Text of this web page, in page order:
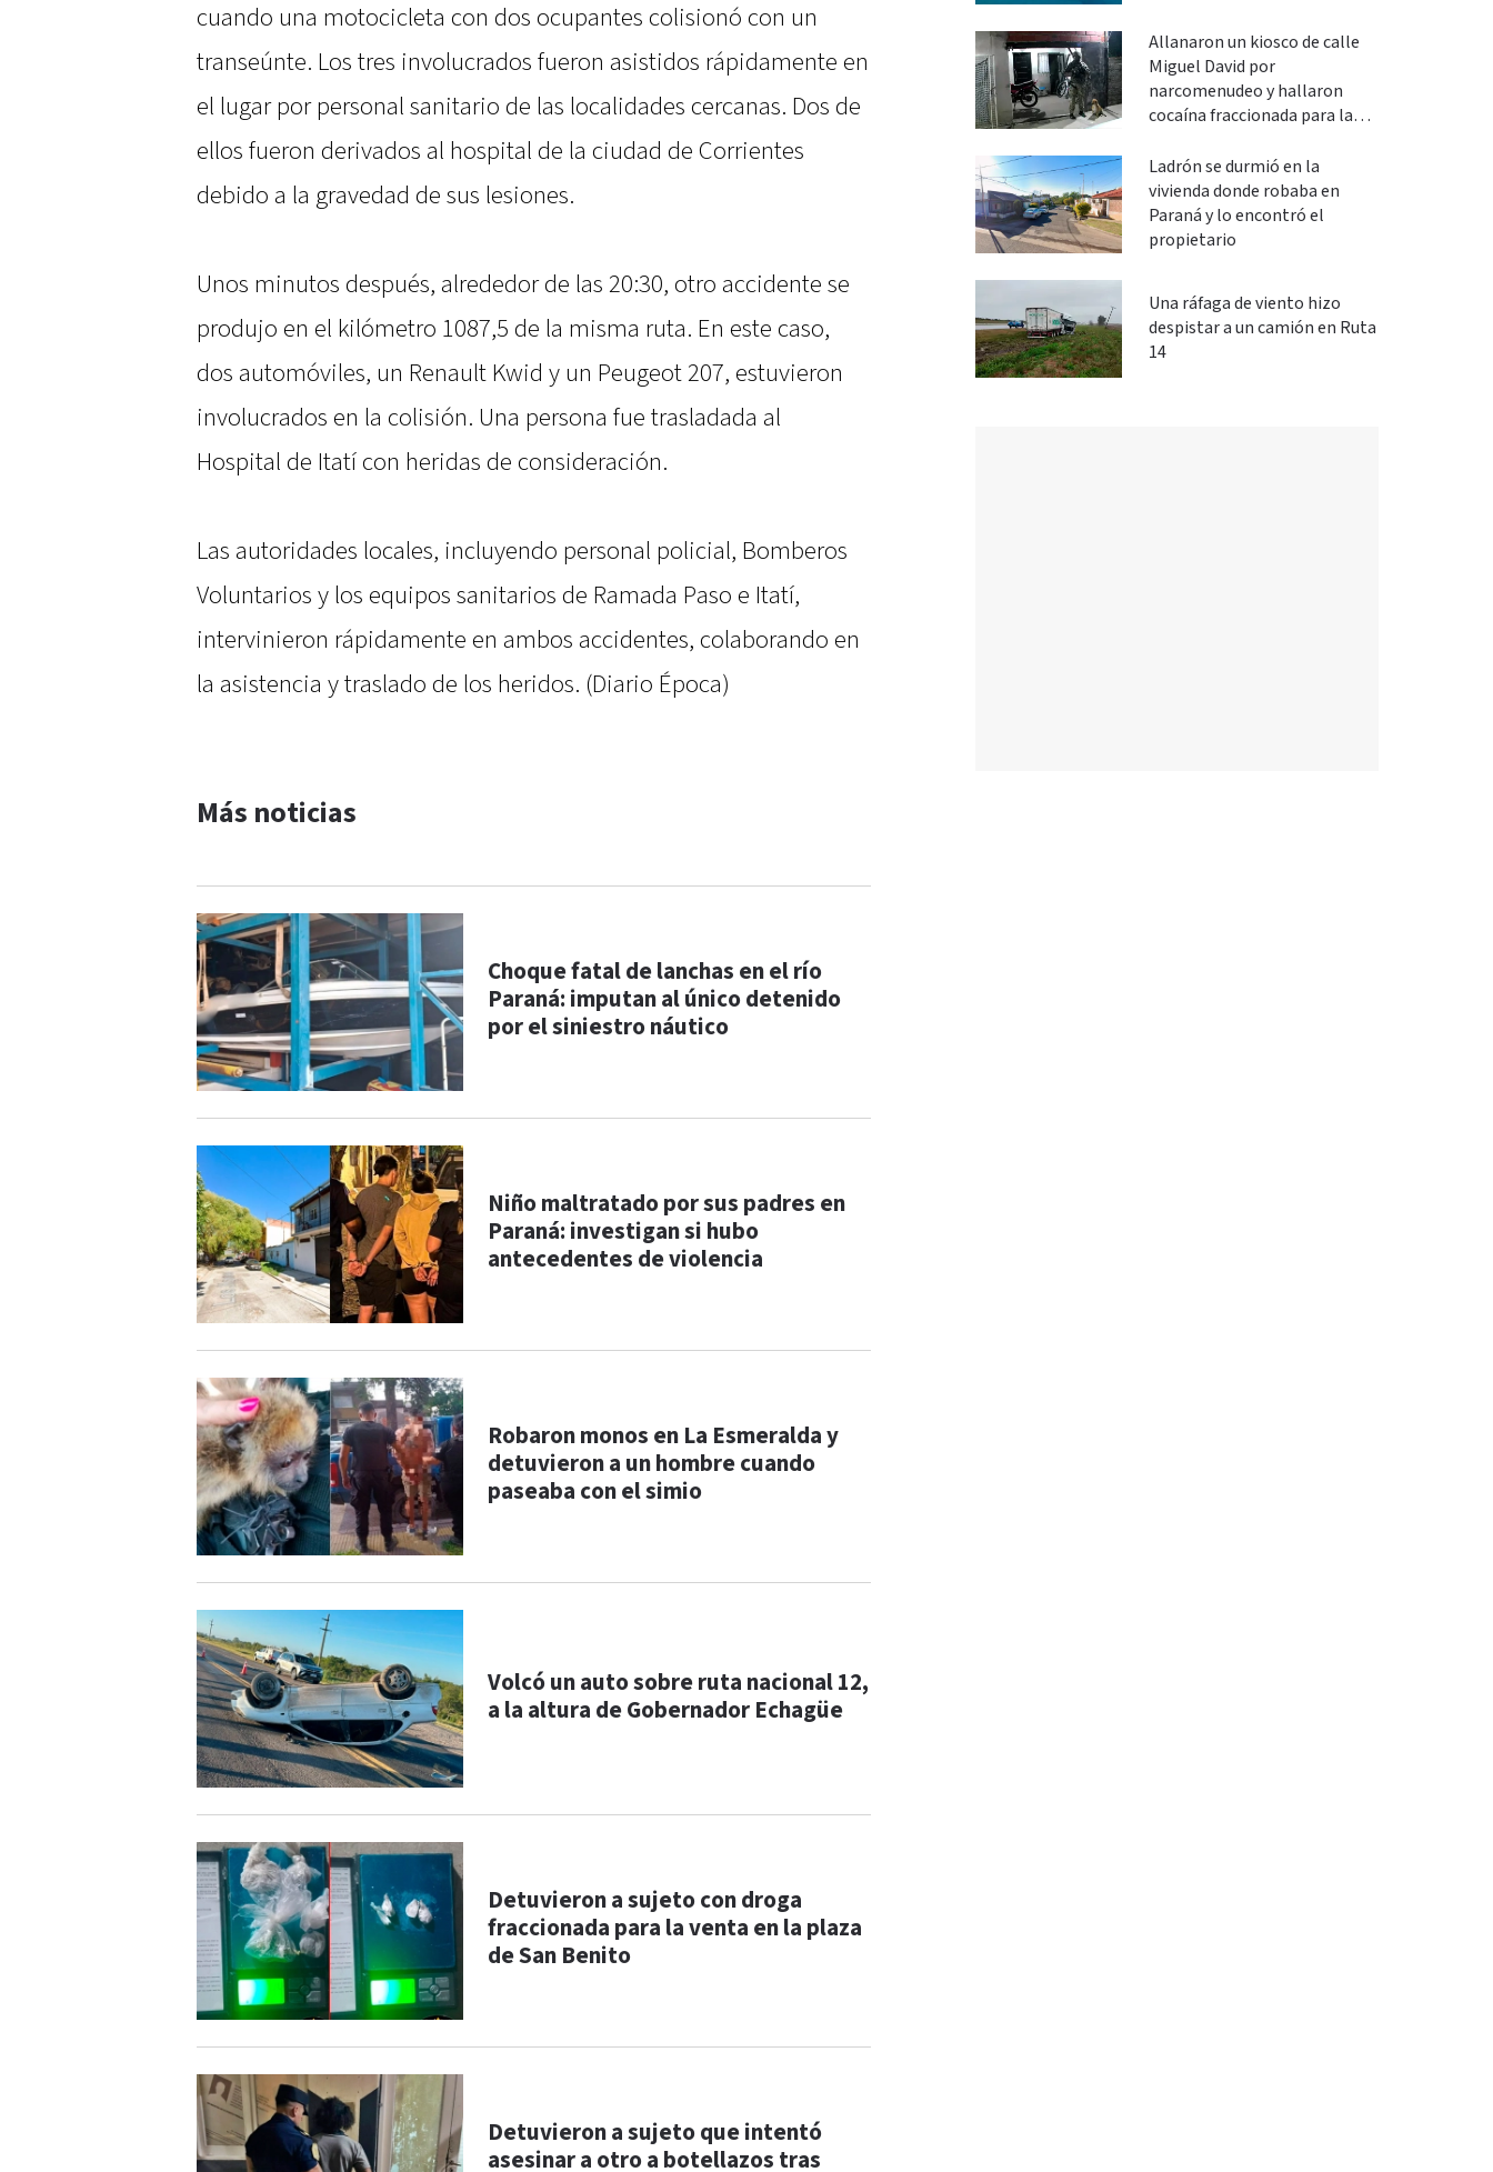
cuando una motocicleta con dos ocupantes colisionó con un
transeúnte. Los tres involucrados fueron asistidos rápidamente en
el lugar por personal sanitario de las localidades cercanas. Dos de
ellos fueron derivados al hospital de la ciudad de Corrientes
debido a la gravedad de sus lesiones.
Unos minutos después, alrededor de las 20:30, otro accidente se
produjo en el kilómetro 1087,5 de la misma ruta. En este caso,
dos automóviles, un Renault Kwid y un Peugeot 207, estuvieron
involucrados en la colisión. Una persona fue trasladada al
Hospital de Itatí con heridas de consideración.
Las autoridades locales, incluyendo personal policial, Bomberos
Voluntarios y los equipos sanitarios de Ramada Paso e Itatí,
intervinieron rápidamente en ambos accidentes, colaborando en
la asistencia y traslado de los heridos. (Diario Época)
Más noticias
Choque fatal de lanchas en el río
Paraná: imputan al único detenido
por el siniestro náutico
Niño maltratado por sus padres en
Paraná: investigan si hubo
antecedentes de violencia
Robaron monos en La Esmeralda y
detuvieron a un hombre cuando
paseaba con el simio
Volcó un auto sobre ruta nacional 12,
a la altura de Gobernador Echagüe
Detuvieron a sujeto con droga
fraccionada para la venta en la plaza
de San Benito
Detuvieron a sujeto que intentó
asesinar a otro a botellazos tras
Allanaron un kiosco de calle
Miguel David por
narcomenudeo y hallaron
cocaína fraccionada para la
Ladrón se durmió en la
vivienda donde robaba en
Paraná y lo encontró el
propietario
Una ráfaga de viento hizo
despistar a un camión en Ruta
14